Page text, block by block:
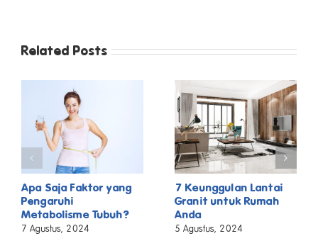
Related Posts
Apa Saja Faktor yang
Pengaruhi
Metabolisme Tubuh?
7 Agustus, 2024
7 Keunggulan Lantai
Granit untuk Rumah
Anda
5 Agustus, 2024